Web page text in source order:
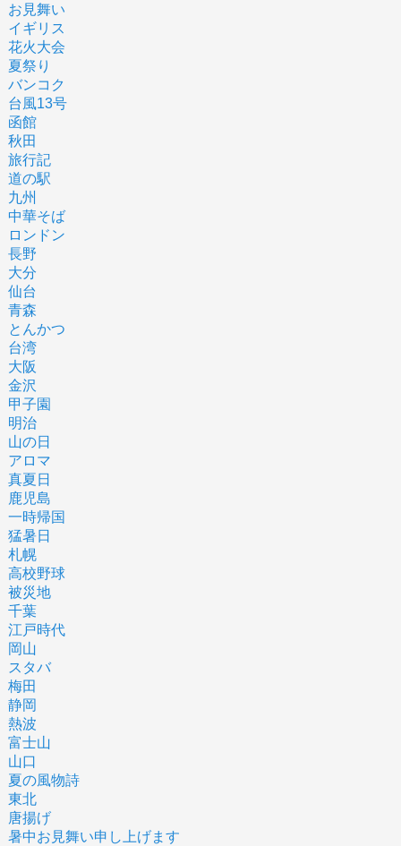
お見舞い
イギリス
花火大会
夏祭り
バンコク
台風13号
函館
秋田
旅行記
道の駅
九州
中華そば
ロンドン
長野
大分
仙台
青森
とんかつ
台湾
大阪
金沢
甲子園
明治
山の日
アロマ
真夏日
鹿児島
一時帰国
猛暑日
札幌
高校野球
被災地
千葉
江戸時代
岡山
スタバ
梅田
静岡
熱波
富士山
山口
夏の風物詩
東北
唐揚げ
暑中お見舞い申し上げます